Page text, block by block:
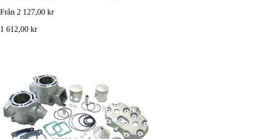
Från 2 127,00 kr
1 612,00 kr